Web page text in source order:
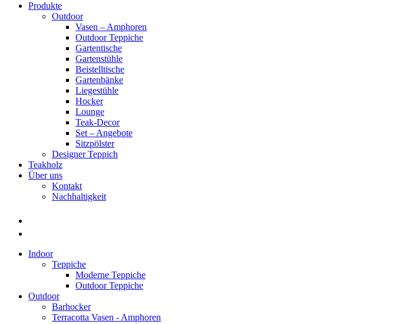
Produkte
Outdoor
Vasen – Amphoren
Outdoor Teppiche
Gartentische
Gartenstühle
Beistelltische
Gartenbänke
Liegestühle
Hocker
Lounge
Teak-Decor
Set – Angebote
Sitzpölster
Designer Teppich
Teakholz
Über uns
Kontakt
Nachhaltigkeit
Indoor
Teppiche
Moderne Teppiche
Outdoor Teppiche
Outdoor
Barhocker
Terracotta Vasen - Amphoren